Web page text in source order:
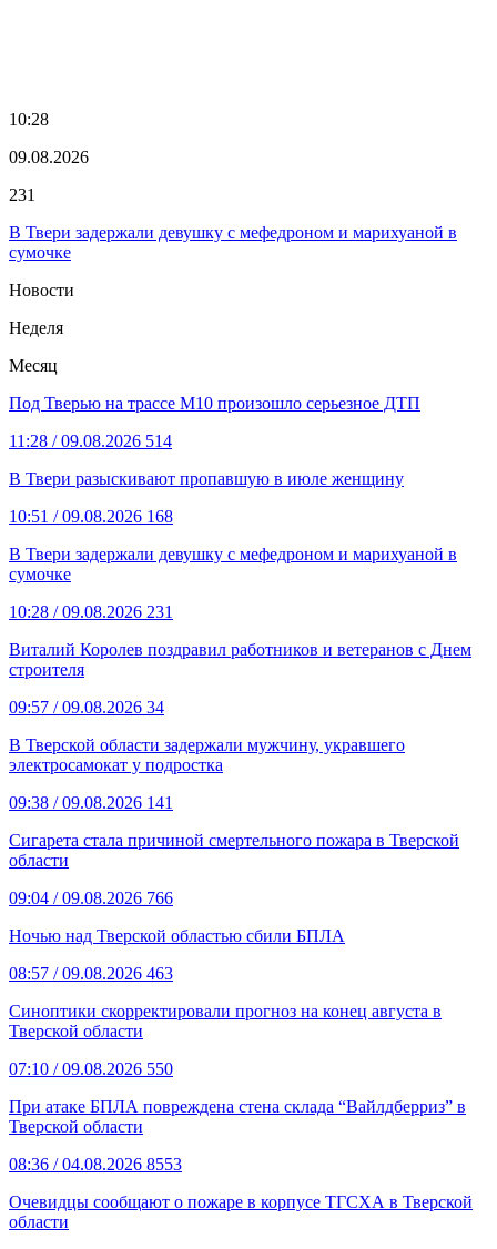
10:28
09.08.2026
231
В Твери задержали девушку с мефедроном и марихуаной в
сумочке
Новости
Неделя
Месяц
Под Тверью на трассе М10 произошло серьезное ДТП
11:28 / 09.08.2026 514
В Твери разыскивают пропавшую в июле женщину
10:51 / 09.08.2026 168
В Твери задержали девушку с мефедроном и марихуаной в
сумочке
10:28 / 09.08.2026 231
Виталий Королев поздравил работников и ветеранов с Днем
строителя
09:57 / 09.08.2026 34
В Тверской области задержали мужчину, укравшего
электросамокат у подростка
09:38 / 09.08.2026 141
Сигарета стала причиной смертельного пожара в Тверской
области
09:04 / 09.08.2026 766
Ночью над Тверской областью сбили БПЛА
08:57 / 09.08.2026 463
Синоптики скорректировали прогноз на конец августа в
Тверской области
07:10 / 09.08.2026 550
При атаке БПЛА повреждена стена склада “Вайлдберриз” в
Тверской области
08:36 / 04.08.2026 8553
Очевидцы сообщают о пожаре в корпусе ТГСХА в Тверской
области